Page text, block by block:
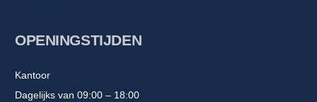
OPENINGSTIJDEN
Kantoor
Dagelijks van 09:00 – 18:00